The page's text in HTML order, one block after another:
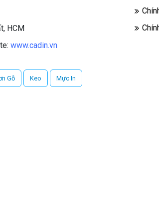
HCM
www.cadin.vn
Gỗ Keo Mực In